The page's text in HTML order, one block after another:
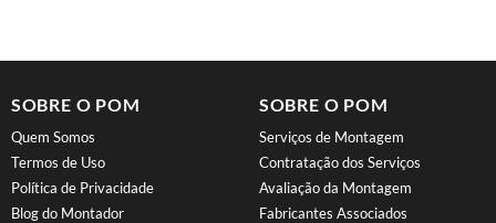
SOBRE O POM
Quem Somos
Termos de Uso
Política de Privacidade
Blog do Montador
SOBRE O POM
Serviços de Montagem
Contratação dos Serviços
Avaliação da Montagem
Fabricantes Associados